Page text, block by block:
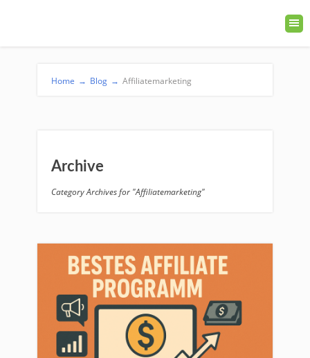
Home → Blog → Affiliatemarketing
Archive
Category Archives for "Affiliatemarketing"